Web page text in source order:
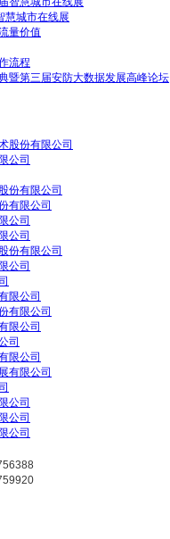
慧城市在线展
量价值
流程
暨第三届安防大数据发展高峰论坛
股份有限公司
公司
份有限公司
有限公司
公司
公司
份有限公司
公司
限公司
有限公司
限公司
司
限公司
有限公司
公司
公司
公司